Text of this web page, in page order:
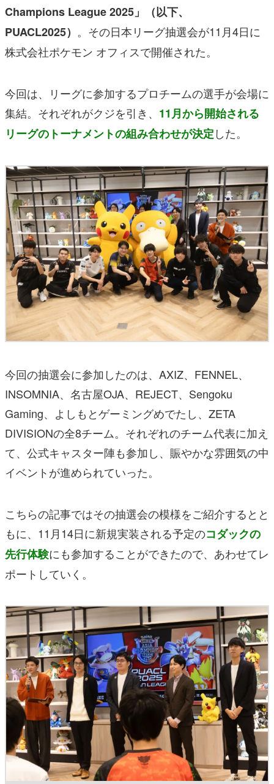
運営：株式会社マレ
Champions League 2025」（以下、
PUACL2025） 。その日本リーグ抽選会が11月4日に
株式会社ポケモン オフィスで開催された。
今回は、リーグに参加するプロチームの選手が会場に
集結。それぞれがクジを引き、 11月から開始される
リーグのトーナメントの組み合わせが決定した。
今回の抽選会に参加したのは、AXIZ、FENNEL、
INSOMNIA、名古屋OJA、REJECT、Sengoku
Gaming、よしもとゲーミングめでたし、ZETA
DIVISIONの全8チーム。それぞれのチーム代表に加え
て、公式キャスター陣も参加し、賑やかな雰囲気の中
イベントが進められていった。
こちらの記事ではその抽選会の模様をご紹介するとと
もに、11月14日に新規実装される予定のコダックの
先行体験にも参加することができたので、あわせてレ
ポートしていく。